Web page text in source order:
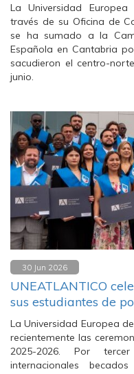
La Universidad Europea
través de su Oficina de
se ha sumado a la
Española en Cantabria
sacudieron el centro-
junio.
30 Jun 2026
UNEATLANTICO
sus estudiantes de
La Universidad Europea
recientemente las
2025-2026. Por
internacionales